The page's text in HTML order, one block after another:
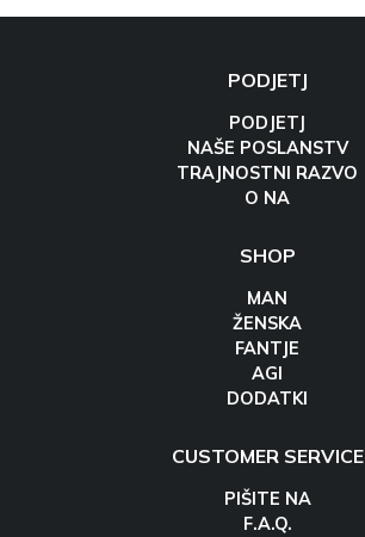
PODJETJ
PODJETJ
NAŠE POSLANSTV
TRAJNOSTNI RAZVO
O NA
SHOP
MAN
ŽENSKA
FANTJE
AGI
DODATKI
CUSTOMER SERVICE
PIŠITE NA
F.A.Q.